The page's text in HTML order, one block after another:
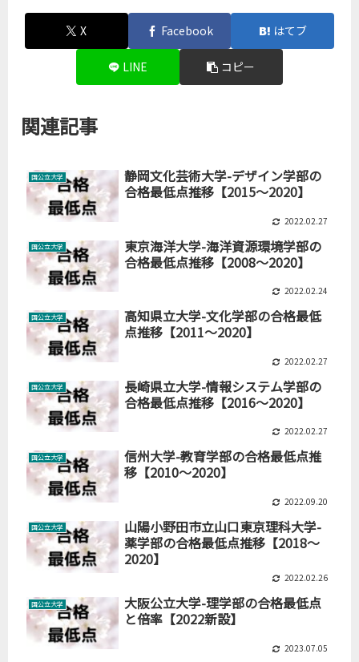
X Facebook はてブ
LINE コピー
関連記事
国公立大学
静岡文化芸術大学-デザイン学部の
合格最低点推移【2015～2020】
2022.02.27
国公立大学
東京海洋大学-海洋資源環境学部の
合格最低点推移【2008～2020】
2022.02.24
国公立大学
高知県立大学-文化学部の合格最低
点推移【2011～2020】
2022.02.27
国公立大学
長崎県立大学-情報システム学部の
合格最低点推移【2016～2020】
2022.02.27
国公立大学
信州大学-教育学部の合格最低点推
移【2010～2020】
2022.09.20
国公立大学
山陽小野田市立山口東京理科大学-
薬学部の合格最低点推移【2018～
2020】
2022.02.26
国公立大学
大阪公立大学-理学部の合格最低点
と倍率【2022新設】
2023.07.05